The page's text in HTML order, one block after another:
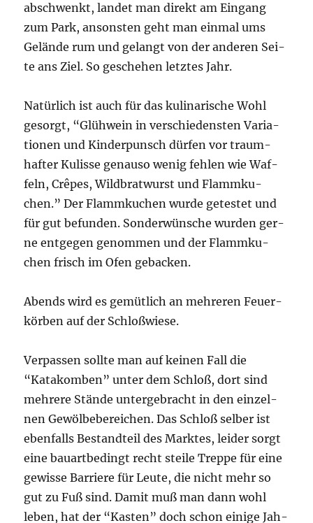
abschwenkt, lan­det man direkt am Ein­gang
zum Park, ansons­ten geht man ein­mal ums
Gelän­de rum und gelangt von der ande­ren Sei­
te ans Ziel. So gesche­hen letz­tes Jahr.
Natür­lich ist auch für das kuli­na­ri­sche Wohl
gesorgt, “Glüh­wein in ver­schie­dens­ten Varia­
tio­nen und Kin­der­punsch dür­fen vor traum­
haf­ter Kulis­se genau­so wenig feh­len wie Waf­
feln, Crê­pes, Wild­brat­wurst und Flamm­ku­
chen.” Der Flamm­ku­chen wur­de getes­tet und
für gut befun­den. Son­der­wün­sche wur­den ger­
ne ent­ge­gen genom­men und der Flamm­ku­
chen frisch im Ofen gebacken.
Abends wird es gemüt­lich an meh­re­ren Feu­er­
kör­ben auf der Schloßwiese.
Ver­pas­sen soll­te man auf kei­nen Fall die
“Kata­kom­ben” unter dem Schloß, dort sind
meh­re­re Stän­de unter­ge­bracht in den ein­zel­
nen Gewöl­be­be­rei­chen. Das Schloß sel­ber ist
eben­falls Bestand­teil des Mark­tes, lei­der sorgt
eine bau­art­be­dingt recht stei­le Trep­pe für eine
gewis­se Bar­rie­re für Leu­te, die nicht mehr so
gut zu Fuß sind. Damit muß man dann wohl
leben, hat der “Kas­ten” doch schon eini­ge Jah­